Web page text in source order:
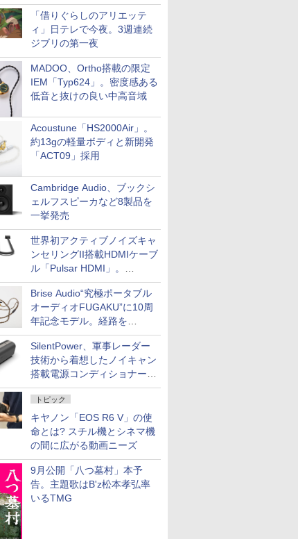
「借りぐらしのアリエッテ
ィ」日テレで今夜。3週連続
ジブリの第一夜
MADOO、Ortho搭載の限定
IEM「Typ624」。密度感ある
低音と抜けの良い中高音域
Acoustune「HS2000Air」。
約13gの軽量ボディと新開発
「ACT09」採用
Cambridge Audio、ブックシ
ェルフスピーカなど8製品を
一挙発売
世界初アクティブノイズキャ
ンセリングII搭載HDMIケーブ
ル「Pulsar HDMI」。
SilentPowerから
Brise Audio“究極ポータブル
オーディオFUGAKU”に10周
年記念モデル。経路を
NISHIKIで統一。400万円
SilentPower、軍事レーダー
技術から着想したノイキャン
搭載電源コンディショナー
「AC iPurifier2」
トピック
キヤノン「EOS R6 V」の使
命とは? スチル機とシネマ機
の間に広がる動画ニーズ
9月公開「八つ墓村」本予
告。主題歌はB'z松本孝弘率
いるTMG